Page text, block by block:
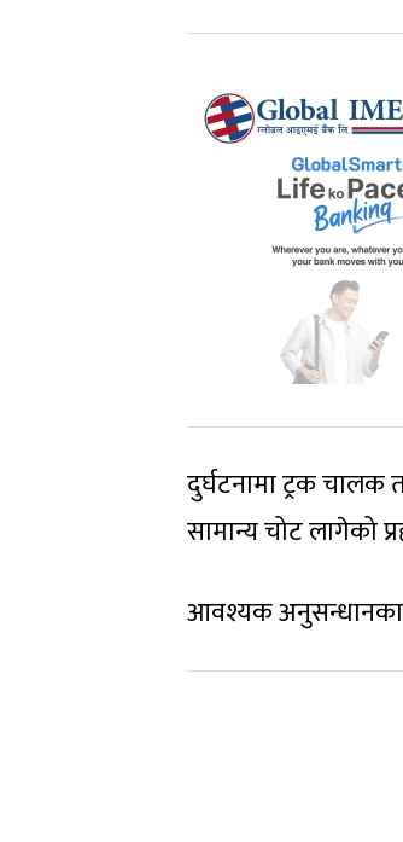
दुर्घटनामा ट्रक चालक
सामान्य चोट लागेको
आवश्यक अनुसन्धानका